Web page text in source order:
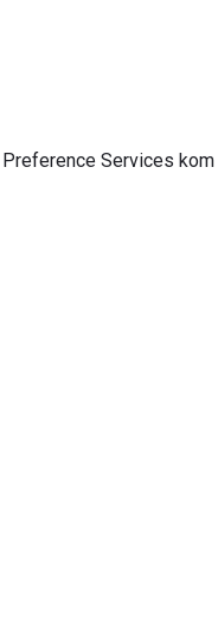
Preference Services kom